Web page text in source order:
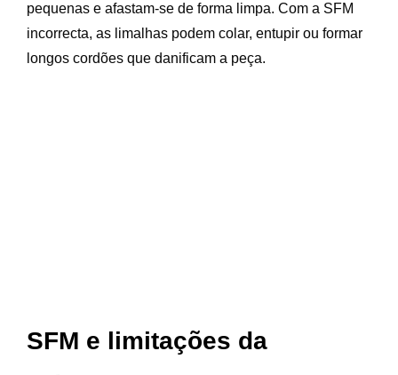
pequenas e afastam-se de forma limpa. Com a SFM
incorrecta, as limalhas podem colar, entupir ou formar
longos cordões que danificam a peça.
SFM e limitações da